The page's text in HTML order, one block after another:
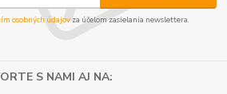
osobných údajov za účelom zasielania newslettera.
S NAMI AJ NA: